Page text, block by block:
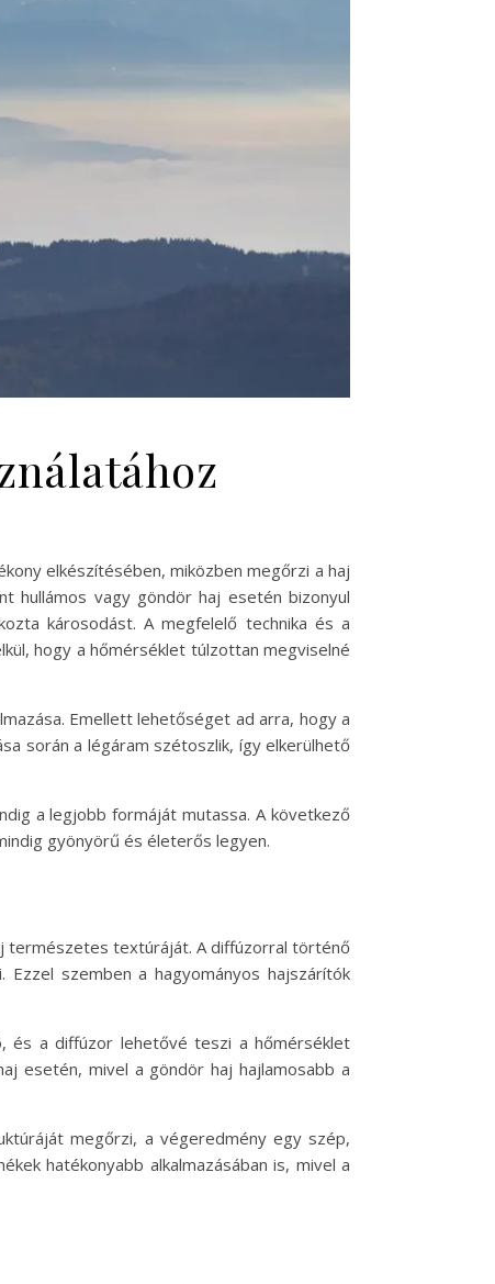
elkészítésében, miközben megőrzi a haj
hullámos vagy göndör haj esetén bizonyul
károsodást. A megfelelő technika és a
hogy a hőmérséklet túlzottan megviselné
Emellett lehetőséget ad arra, hogy a
során a légáram szétoszlik, így elkerülhető
a legjobb formáját mutassa. A következő
gyönyörű és életerős legyen.
természetes textúráját. A diffúzorral történő
szemben a hagyományos hajszárítók
és a diffúzor lehetővé teszi a hőmérséklet
esetén, mivel a göndör haj hajlamosabb a
megőrzi, a végeredmény egy szép,
hatékonyabb alkalmazásában is, mivel a